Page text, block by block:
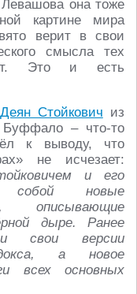
она тоже
картине мира
верит в свои
смысла тех
Это и есть
Деян Стойкович из
Буффало – что-то
к выводу, что
не исчезает:
и его
собой новые
описывающие
дыре. Ранее
свои версии
а новое
всех основных